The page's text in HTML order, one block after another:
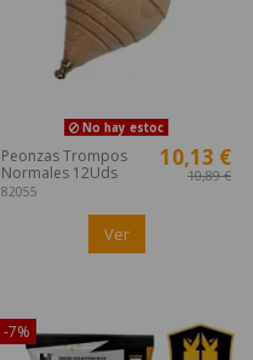
No hay estoc
Peonzas Trompos
Normales 12Uds
82055
10,13 €
10,89 €
Ver
-7%